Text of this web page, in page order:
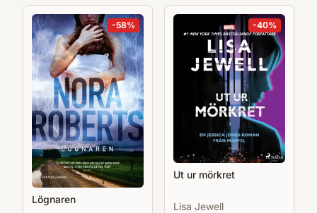
-58%
Lögnaren
-40%
Ut ur mörkret
Lisa Jewell